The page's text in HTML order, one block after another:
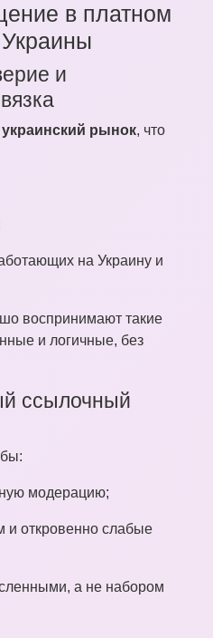
в платном
Украины
и
украинский рынок, что
на Украину и
воспринимают такие
и логичные, без
ссылочный
модерацию;
и откровенно слабые
а не набором